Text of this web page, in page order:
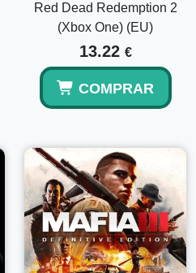
Red Dead Redemption 2
(Xbox One) (EU)
13.22 €
COMPRAR